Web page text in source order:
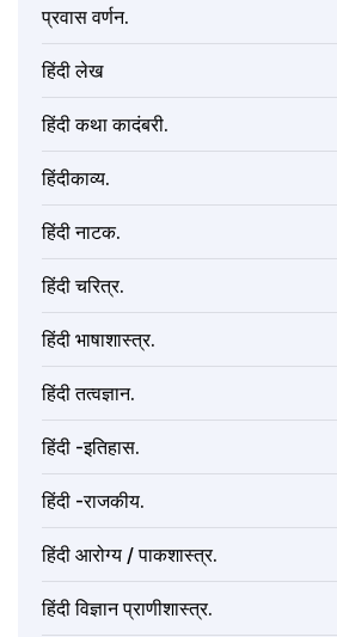
प्रवास वर्णन.
हिंदी लेख
हिंदी कथा कादंबरी.
हिंदीकाव्य.
हिंदी नाटक.
हिंदी चरित्र.
हिंदी भाषाशास्त्र.
हिंदी तत्वज्ञान.
हिंदी -इतिहास.
हिंदी -राजकीय.
हिंदी आरोग्य / पाकशास्त्र.
हिंदी विज्ञान प्राणीशास्त्र.